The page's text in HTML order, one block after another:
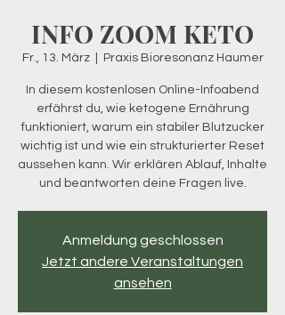
INFO ZOOM KETO
Fr., 13. März
  |
Praxis Bioresonanz Haumer
In diesem kostenlosen Online-Infoabend
erfährst du, wie ketogene Ernährung
funktioniert, warum ein stabiler Blutzucker
wichtig ist und wie ein strukturierter Reset
aussehen kann. Wir erklären Ablauf, Inhalte
und beantworten deine Fragen live.
Anmeldung geschlossen
Jetzt andere Veranstaltungen
ansehen